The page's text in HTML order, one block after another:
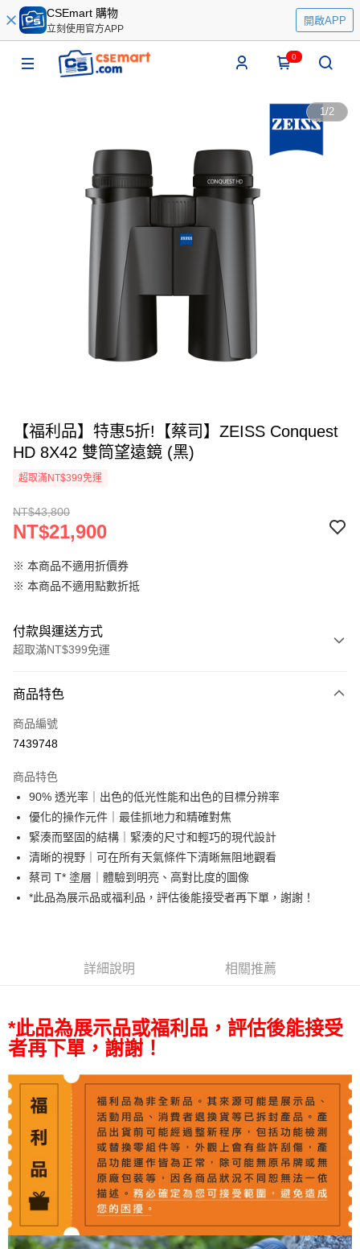
CSEmart 購物
立刻使用官方APP
開啟APP
0
1/2
【福利品】特惠5折!【蔡司】ZEISS Conquest
HD 8X42 雙筒望遠鏡 (黑)
超取滿NT$399免運
NT$43,800
NT$21,900
※ 本商品不適用折價券
※ 本商品不適用點數折抵
付款與運送方式
超取滿NT$399免運
信用卡一次付款
信用卡分期付款
合作金庫商業銀行
華南商業銀行
彰化商業銀行
上海商業儲蓄銀行
台北富邦商業銀行
國泰世華商業銀行
兆豐國際商業銀行
臺灣中小企業銀行
台中商業銀行
匯豐（台灣）商業銀行
華泰商業銀行
聯邦商業銀行
遠東國際商業銀行
元大商業銀行
永豐商業銀行
6 期 0 利率 每期
華南商業銀行
彰化商業銀行
上海商業儲蓄銀行
台北富邦商業銀行
國泰世華商業銀行
兆豐國際商業銀行
臺灣中小企業銀行
台中商業銀行
匯豐（台灣）商業銀行
華泰商業銀行
台新國際商業銀行
中國信託商業銀行
台灣樂天信用卡公司
12 期 0 利率 每期 NT$1,825
合作金庫商業銀行
第一商業銀行
上海商業儲蓄銀行
台北富邦商業銀行
國泰世華商業銀行
兆豐國際商業銀行
臺灣中小企業銀行
台中商業銀行
玉山商業銀行
星展（台灣）商業銀行
超商取貨付款
LINE Pay
Apple Pay
全支付
全盈+PAY
AFTEE先享後付
相關說明
【關於「AFTEE先享後付」】
AFTEE先享後付是「在收到商品之後才付款」的支付方式。 讓您購物簡單
便利好安心！
１．簡單：不需註冊會員、不需綁卡、不需儲值。
２．便利：只要手機號碼，簡訊認證，即可結帳。
３．安心：先確認商品／服務後，再付款。
【「AFTEE先享後付」結帳流程】
１．於結帳方式選擇「AFTEE先享後付」後，將跳轉至「AFTEE先享後付」
結帳頁面，進行簡訊認證並確認金額後，即可完成結帳。
運送方式
全家取貨付款
每筆NT$60，滿NT$399(含以上)免運費
萊爾富取貨付款
商品特色
商品編號
7439748
商品特色
90% 透光率｜出色的低光性能和出色的目標分辨率
優化的操作元件｜最佳抓地力和精確對焦
緊湊而堅固的結構｜緊湊的尺寸和輕巧的現代設計
清晰的視野｜可在所有天氣條件下清晰無阻地觀看
蔡司 T* 塗層｜體驗到明亮、高對比度的圖像
*此品為展示品或福利品，評估後能接受者再下單，謝謝！
詳細說明 相關推薦
*此品為展示品或福利品，評估後能接受
者再下單，謝謝！